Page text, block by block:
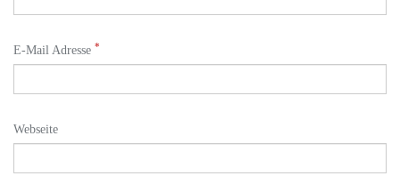
E-Mail Adresse *
Webseite